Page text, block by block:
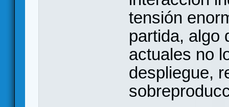
tensión
partida, algo
actuales no
despliegue,